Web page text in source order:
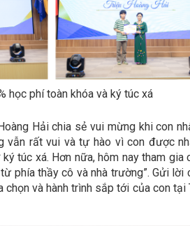
học phí toàn khóa và ký túc xá
Hải chia sẻ vui mừng khi con
vẫn rất vui và tự hào vì con được
túc xá. Hơn nữa, hôm nay tham gia
phía thầy cô và nhà trường”. Gửi lời
và hành trình sắp tới của con tại